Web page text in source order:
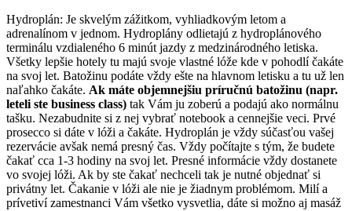
Hydroplán: Je skvelým zážitkom, vyhliadkovým letom a
adrenalínom v jednom. Hydroplány odlietajú z hydroplánového
terminálu vzdialeného 6 minút jazdy z medzinárodného letiska.
Všetky lepšie hotely tu majú svoje vlastné lóže kde v pohodlí čakáte
na svoj let. Batožinu podáte vždy ešte na hlavnom letisku a tu už len
naľahko čakáte. Ak máte objemnejšiu príručnú batožinu (napr.
leteli ste business class) tak Vám ju zoberú a podajú ako normálnu
tašku. Nezabudnite si z nej vybrať notebook a cennejšie veci. Prvé
prosecco si dáte v lóži a čakáte. Hydroplán je vždy súčasťou vašej
rezervácie avšak nemá presný čas. Vždy počítajte s tým, že budete
čakať cca 1-3 hodiny na svoj let. Presné informácie vždy dostanete
vo svojej lóži. Ak by ste čakať nechceli tak je nutné objednať si
privátny let. Čakanie v lóži ale nie je žiadnym problémom. Milí a
prívetiví zamestnanci Vám všetko vysvetlia, dáte si možno aj masáž